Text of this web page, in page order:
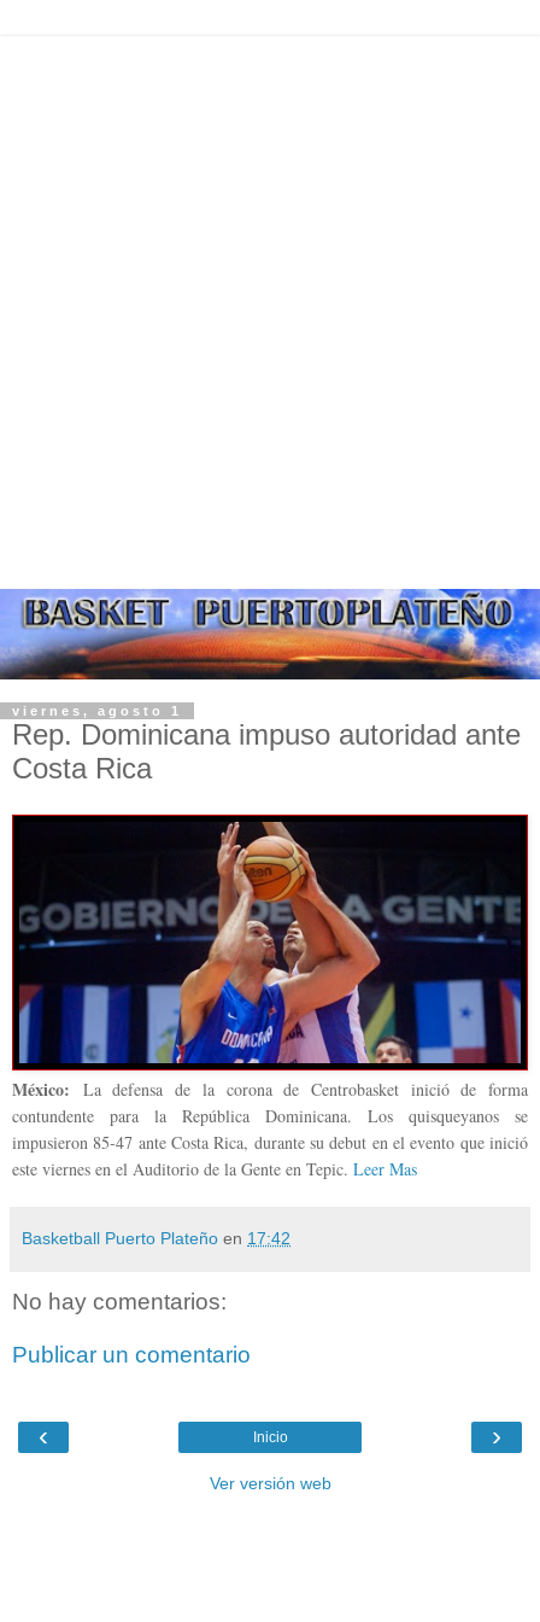
viernes, agosto 1
Rep. Dominicana impuso autoridad ante
Costa Rica
México:
La defensa de la corona de Centrobasket inició de forma
contundente para la República Dominicana. Los quisqueyanos se
impusieron 85-47 ante Costa Rica, durante su debut en el evento que inició
este viernes en el Auditorio de la Gente en Tepic. Leer Mas
Basketball Puerto Plateño en 17:42
No hay comentarios:
Publicar un comentario
‹ ›
Inicio
Ver versión web